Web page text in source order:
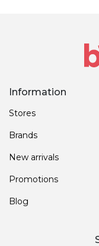
Information
Stores
Brands
New arrivals
Promotions
Blog